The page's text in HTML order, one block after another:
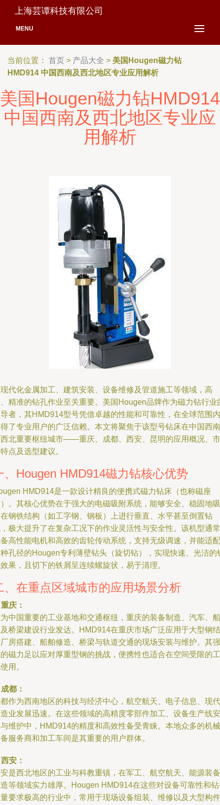
上海芸谭科技有限公司
MENU
当前位置： 首页 > 产品大全 > 美国Hougen磁力钻
HMD914 中国西南及西北地区专业应用解析
美国Hougen磁力钻HMD914
中国西南及西北地区专业应
用解析
代化金属加工、建筑安装、设备维修及管道施工等领域，高
精准的钻孔作业至关重要。美国Hougen品牌作为磁力钻行业
者，其HMD914型号凭借卓越的性能和可靠性，在全球范围内
了专业用户的广泛信赖。本文将聚焦于该型号钻床在中国西南
北重要枢纽城市——重庆、成都、西安、昆明的应用概况、市
点及选型建议。
、Hougen HMD914磁力钻核心优势
HMD914是一款设计精良的便携式磁力钻床（也称磁座
。其核心优势在于强大的电磁吸附系统，能够安全、稳固地吸
钢铁结构（如工字钢、钢板）上进行垂直、水平甚至倒置钻
极大提升了在复杂工况下的作业灵活性与安全性。该机型通常
高性能电机和高效的齿轮传动系统，支持无级调速，并能适配
孔径的Hougen专利薄壁钻头（旋切钻），实现快速、光洁的
果，且切下的铁屑呈连续螺旋状，易于清理。
、在重点区域城市的应用场景分析
庆：
中国重要的工业基地和交通枢纽，重庆的装备制造、汽车、船
桥梁建设行业发达。HMD914在重庆市场广泛应用于大型钢结
房搭建、船舶修造、桥梁与轨道交通的现场安装与维护。其强
磁力足以应对厚重型钢的挑战，便携性也适合在空间受限的工
用。
都：
作为西南地区的科技与经济中心，航空航天、电子信息、现代
业发展迅速。在这些领域的高精度零部件加工、设备生产线安
维护中，HMD914的精度和高效性备受青睐。本地众多的机械
服务商和加工车间是其重要的用户群体。
安：
是西北地区的工业与科教重镇，在军工、航空航天、能源装备
等领域实力雄厚。Hougen HMD914在这些对设备可靠性和
要求极高的行业中，常用于现场设备组装、维修以及大型构件